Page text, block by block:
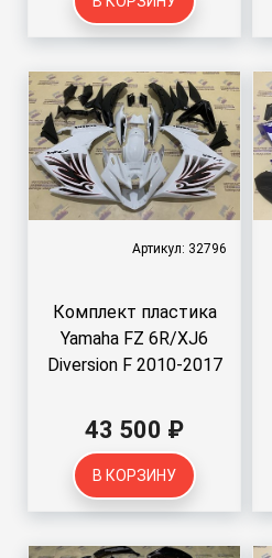
Артикул: 32796
Комплект пластика
Yamaha FZ 6R/XJ6
Diversion F 2010-2017
43 500 ₽
В КОРЗИНУ